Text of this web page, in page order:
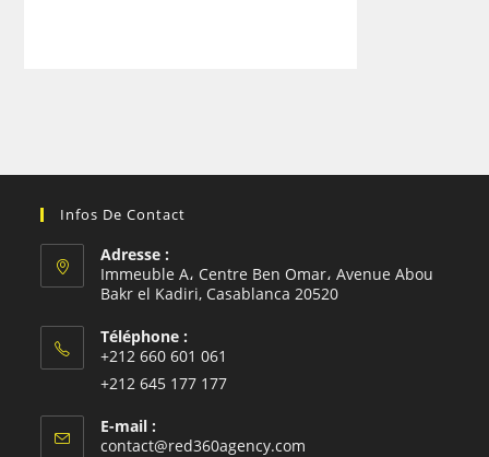
Infos De Contact
Adresse :
Immeuble A، Centre Ben Omar، Avenue Abou
Bakr el Kadiri, Casablanca 20520
Téléphone :
+212 660 601 061
S’ouvre
votre
+212 645 177 177
dans
E-mail :
contact@red360agency.com